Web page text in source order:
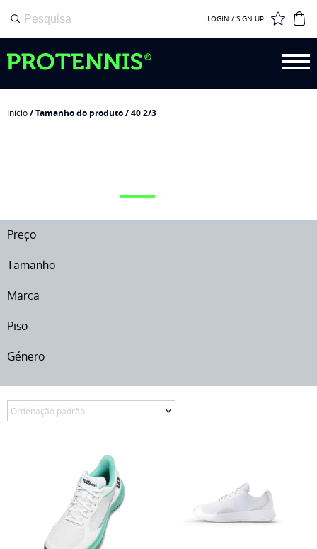
LOGIN / SIGN UP
Início/ Tamanho do produto / 40 2/3
Preço
Tamanho
Marca
Piso
Género